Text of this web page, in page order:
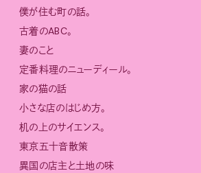
僕が住む町の話。
古着のABC。
妻のこと
定番料理のニューディール。
家の猫の話
小さな店のはじめ方。
机の上のサイエンス。
東京五十音散策
異国の店主と土地の味